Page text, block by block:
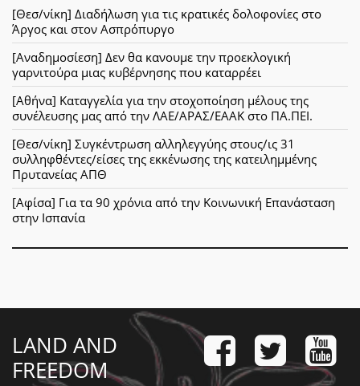
[Θεσ/νίκη] Διαδήλωση για τις κρατικές δολοφονίες στο
Άργος και στον Ασπρόπυργο
[Αναδημοσίεση] Δεν θα κανουμε την προεκλογική
γαρνιτούρα μιας κυβέρνησης που καταρρέει
[Αθήνα] Καταγγελία για την στοχοποίηση μέλους της
συνέλευσης μας από την ΛΑΕ/ΑΡΑΣ/ΕΑΑΚ στο ΠΑ.ΠΕΙ.
[Θεσ/νίκη] Συγκέντρωση αλληλεγγύης στους/ις 31
συλληφθέντες/είσες της εκκένωσης της κατειλημμένης
Πρυτανείας ΑΠΘ
[Αφίσα] Για τα 90 χρόνια από την Κοινωνική Επανάσταση
στην Ισπανία
LAND AND
FREEDOM